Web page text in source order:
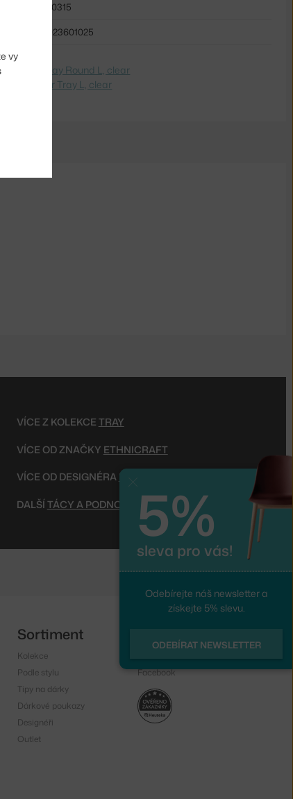
ETH-20315
5404023601025
Mirror Tray Round L, clear
Mirror Tray L, clear
VÍCE Z KOLEKCE TRAY
VÍCE OD ZNAČKY ETHNICRAFT
VÍCE OD DESIGNÉRA DAWN SWEITZER
DALŠÍ TÁCY A PODNOSY
vy
5%
sleva pro vás!
Odebírejte náš newsletter a
získejte 5% slevu.
ODEBÍRAT NEWSLETTER
Sortiment
Kolekce
Podle stylu
Tipy na dárky
Dárkové poukazy
Designéři
Outlet
Facebook